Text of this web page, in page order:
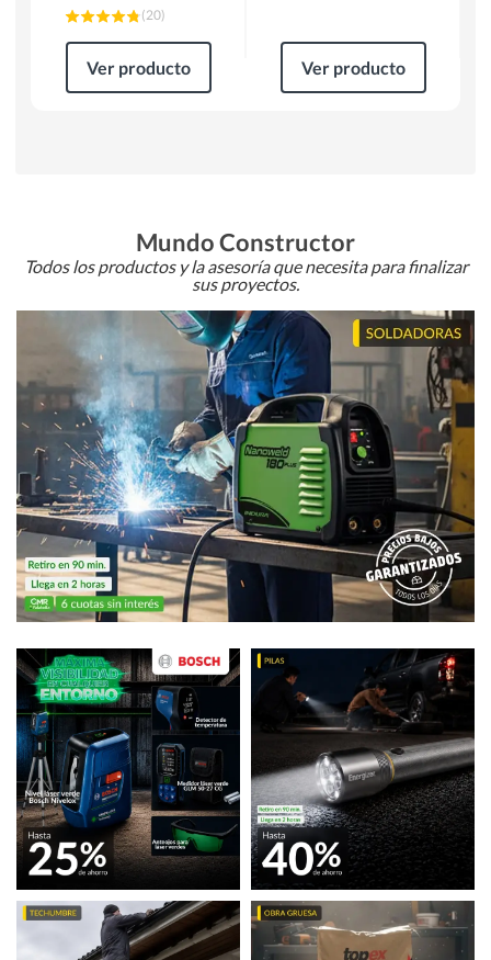
(20)
Ver producto Ver producto
Mundo Constructor
Todos los productos y la asesoría que necesita para finalizar
sus proyectos.